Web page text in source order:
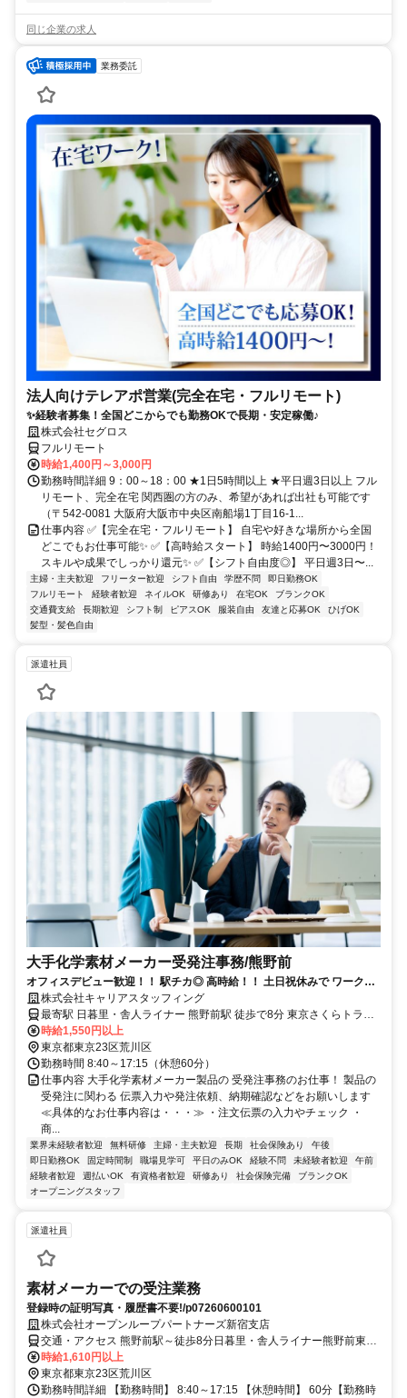
同じ企業の求人
業務委託
法人向けテレアポ営業(完全在宅・フルリモート)
✨経験者募集！全国どこからでも勤務OKで長期・安定稼働♪
株式会社セグロス
フルリモート
時給1,400円～3,000円
勤務時間詳細 9：00～18：00 ★1日5時間以上 ★平日週3日以上 フル
リモート、完全在宅 関西圏の方のみ、希望があれば出社も可能です
（〒542-0081 大阪府大阪市中央区南船場1丁目16-1...
仕事内容 ✅【完全在宅・フルリモート】 自宅や好きな場所から全国
どこでもお仕事可能✨ ✅【高時給スタート】 時給1400円〜3000円！
スキルや成果でしっかり還元✨ ✅【シフト自由度◎】 平日週3日〜...
主婦・主夫歓迎 フリーター歓迎 シフト自由 学歴不問
即日勤務OK
フルリモート
経験者歓迎 ネイルOK 研修あり 在宅OK
ブランクOK
交通費支給
長期歓迎 シフト制 ピアスOK 服装自由 友達と応募OK
ひげOK
髪型・髪色自由
派遣社員
大手化学素材メーカー受発注事務/熊野前
オフィスデビュー歓迎！！ 駅チカ◎ 高時給！！ 土日祝休みで ワークラ
イフバランスもバッチリ♪
株式会社キャリアスタッフィング
最寄駅 日暮里・舎人ライナー 熊野前駅 徒歩で8分 東京さくらトラム
（都電荒川線） 熊野前駅 徒歩で8分 最寄駅備考 【ご応募】 面接はお
家でできるＷＥＢ面接がオススメです。 お気軽にお電話ください
時給1,550円以上
東京都東京23区荒川区
勤務時間 8:40～17:15（休憩60分）
仕事内容 大手化学素材メーカー製品の 受発注事務のお仕事！ 製品の
受発注に関わる 伝票入力や発注依頼、納期確認などをお願いします
≪具体的なお仕事内容は・・・≫ ・注文伝票の入力やチェック ・
商...
業界未経験者歓迎 無料研修 主婦・主夫歓迎 長期 社会保険あり
午後
即日勤務OK
固定時間制 職場見学可 平日のみOK 経験不問 未経験者歓迎
午前
経験者歓迎
週払いOK 有資格者歓迎 研修あり 社会保険完備
ブランクOK
オープニングスタッフ
派遣社員
素材メーカーでの受注業務
登録時の証明写真・履歴書不要!/p07260600101
株式会社オープンループパートナーズ新宿支店
交通・アクセス 熊野前駅～徒歩8分日暮里・舎人ライナー熊野前東京
さくらトラム（都電荒川線）熊野前日暮里・舎人ライナー熊野前
時給1,610円以上
東京都東京23区荒川区
勤務時間詳細 【勤務時間】 8:40～17:15 【休憩時間】 60分【勤務時